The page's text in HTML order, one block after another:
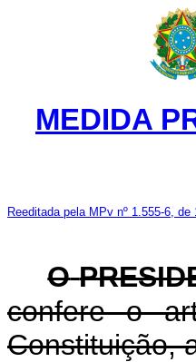
MEDIDA
Reeditada pela MPv nº 1.555-6, de
O
confere o
Constituição,